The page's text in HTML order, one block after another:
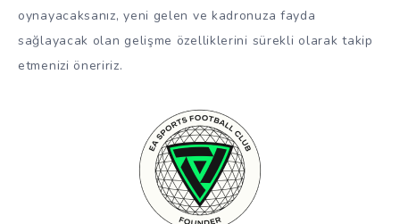
oynayacaksanız, yeni gelen ve kadronuza fayda
sağlayacak olan gelişme özelliklerini sürekli olarak takip
etmenizi öneririz.